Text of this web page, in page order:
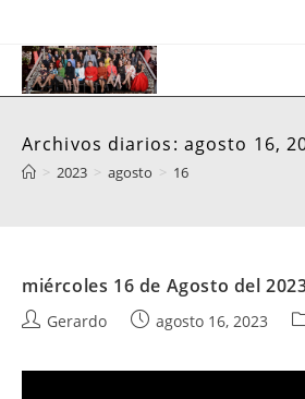
contenido
Archivos diarios: agosto 16,
> 2023 > agosto > 16
miércoles 16 de Agosto del
Autor
la
Gerardo
Publicación
la
agosto 16, 2023
la